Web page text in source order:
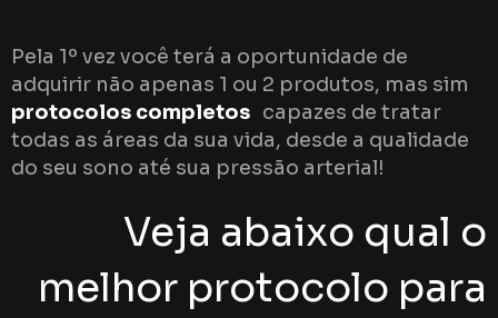
Pela 1º vez você terá a oportunidade de
adquirir não apenas 1 ou 2 produtos, mas sim
protocolos completos capazes de tratar
todas as áreas da sua vida, desde a qualidade
do seu sono até sua pressão arterial!
Veja abaixo qual o
melhor protocolo para